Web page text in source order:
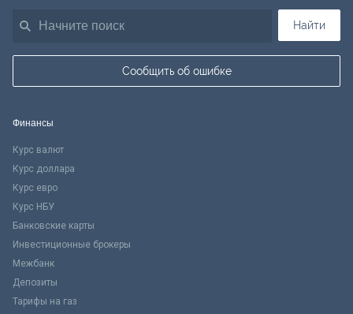
Найти
Сообщить об ошибке
Финансы
Курс валют
Курс доллара
Курс евро
Курс НБУ
Банковские карты
Инвестиционные брокеры
Межбанк
Депозиты
Тарифы на газ